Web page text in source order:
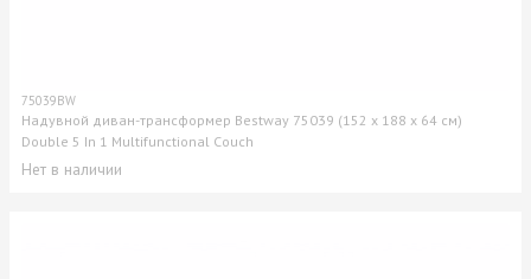
75039BW
Надувной диван-трансформер Bestway 75039 (152 х 188 х 64 см)
Double 5 In 1 Multifunctional Couch
Нет в наличии